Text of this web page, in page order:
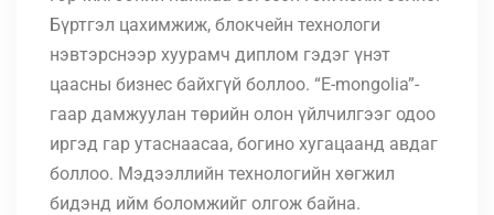
Бүртгэл цахимжиж, блокчейн технологи
нэвтэрснээр хуурамч диплом гэдэг үнэт
цаасны бизнес байхгүй боллоо. “Е-mongolia”-
гаар дамжуулан төрийн олон үйлчилгээг одоо
иргэд гар утаснаасаа, богино хугацаанд авдаг
боллоо. Мэдээллийн технологийн хөгжил
бидэнд ийм боломжийг олгож байна.